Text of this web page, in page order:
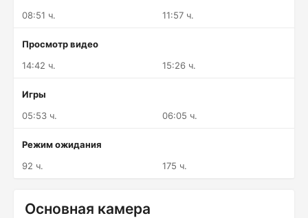
08:51 ч.
11:57 ч.
Просмотр видео
14:42 ч.
15:26 ч.
Игры
05:53 ч.
06:05 ч.
Режим ожидания
92 ч.
175 ч.
Основная камера